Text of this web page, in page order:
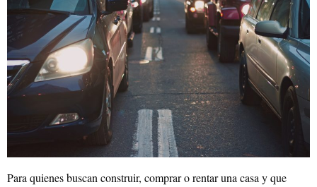
Para quienes buscan construir, comprar o rentar una casa y que
¡Suscríbete!